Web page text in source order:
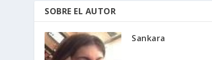
SOBRE EL AUTOR
Sankara